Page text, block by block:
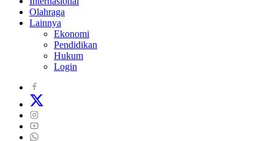
Olahraga
Lainnya
Ekonomi
Pendidikan
Hukum
Login